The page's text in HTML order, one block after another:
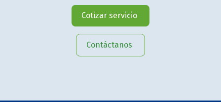
Cotizar servicio
Contáctanos